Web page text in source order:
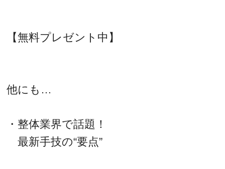
【無料プレゼント中】
他にも…
・整体業界で話題！
最新手技の“要点”